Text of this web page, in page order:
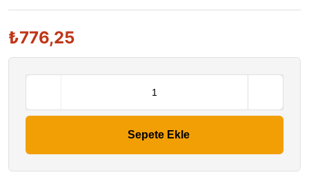
₺776,25
Sepete Ekle